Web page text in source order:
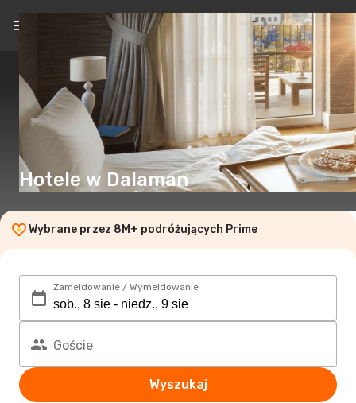
PL(zł)
Hotele w Dalaman
Wybrane przez 8M+ podróżujących Prime
Zameldowanie / Wymeldowanie
Goście
Wyszukaj